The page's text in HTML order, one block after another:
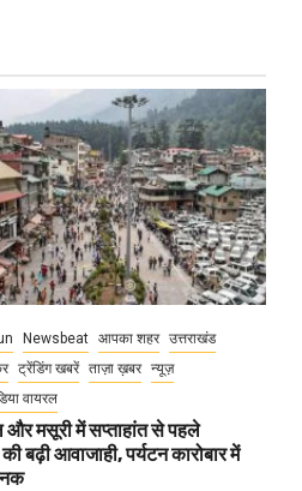
Newsbeat आपका शहर उत्तराखंड
ट्रेंडिंग खबरें ताज़ा ख़बर न्यूज़
वायरल
और मसूरी में सप्ताहांत से पहले
बढ़ी आवाजाही, पर्यटन कारोबार में